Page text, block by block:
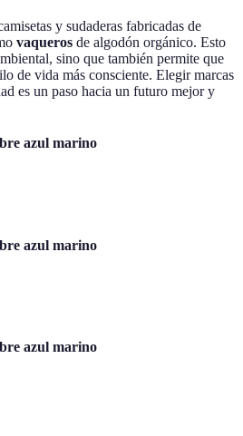
y sudaderas fabricadas de
vaqueros de algodón orgánico. Esto
sino que también permite que
de vida más consciente. Elegir marcas
es un paso hacia un futuro mejor y
azul marino
azul marino
azul marino